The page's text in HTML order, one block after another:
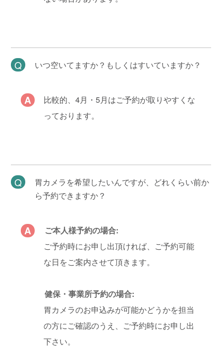
いつ空いてますか？もしくはすいていますか？
比較的、4月・5月はご予約が取りやすくな
っております。
胃カメラを希望したいんですが、どれくらい前か
ら予約できますか？
ご本人様予約の場合:
ご予約時にお申し出頂ければ、ご予約可能
な日をご案内させて頂きます。
健保・事業所予約の場合:
胃カメラのお申込みが可能かどうかを担当
の方にご確認のうえ、ご予約時にお申し出
下さい。